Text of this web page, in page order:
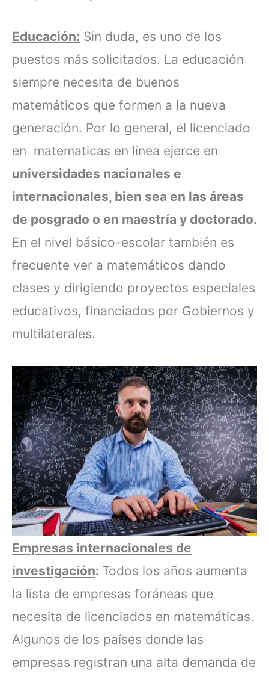
Educación: Sin duda, es uno de los
puestos más solicitados. La educación
siempre necesita de buenos
matemáticos que formen a la nueva
generación. Por lo general, el licenciado
en matematicas en linea ejerce en
universidades nacionales e
internacionales, bien sea en las áreas
de posgrado o en maestría y doctorado.
En el nivel básico-escolar también es
frecuente ver a matemáticos dando
clases y dirigiendo proyectos especiales
educativos, financiados por Gobiernos y
multilaterales.
Empresas internacionales de
investigación: Todos los años aumenta
la lista de empresas foráneas que
necesita de licenciados en matemáticas.
Algunos de los países donde las
empresas registran una alta demanda de